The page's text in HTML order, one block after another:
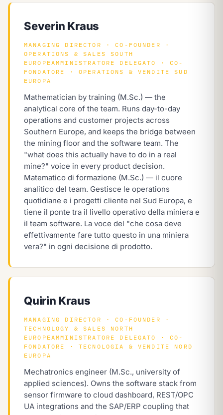
Severin Kraus
MANAGING DIRECTOR · CO-FOUNDER ·
OPERATIONS & SALES SOUTH
EUROPEAMMINISTRATORE DELEGATO · CO-
FONDATORE · OPERATIONS & VENDITE SUD
EUROPA
Mathematician by training (M.Sc.) — the
analytical core of the team. Runs day-to-day
operations and customer projects across
Southern Europe, and keeps the bridge between
the mining floor and the software team. The
"what does this actually have to do in a real
mine?" voice in every product decision.
Matematico di formazione (M.Sc.) — il cuore
analitico del team. Gestisce le operations
quotidiane e i progetti cliente nel Sud Europa, e
tiene il ponte tra il livello operativo della miniera e
il team software. La voce del "che cosa deve
effettivamente fare tutto questo in una miniera
vera?" in ogni decisione di prodotto.
Quirin Kraus
MANAGING DIRECTOR · CO-FOUNDER ·
TECHNOLOGY & SALES NORTH
EUROPEAMMINISTRATORE DELEGATO · CO-
FONDATORE · TECNOLOGIA & VENDITE NORD
EUROPA
Mechatronics engineer (M.Sc., university of
applied sciences). Owns the software stack from
sensor firmware to cloud dashboard, REST/OPC
UA integrations and the SAP/ERP coupling that